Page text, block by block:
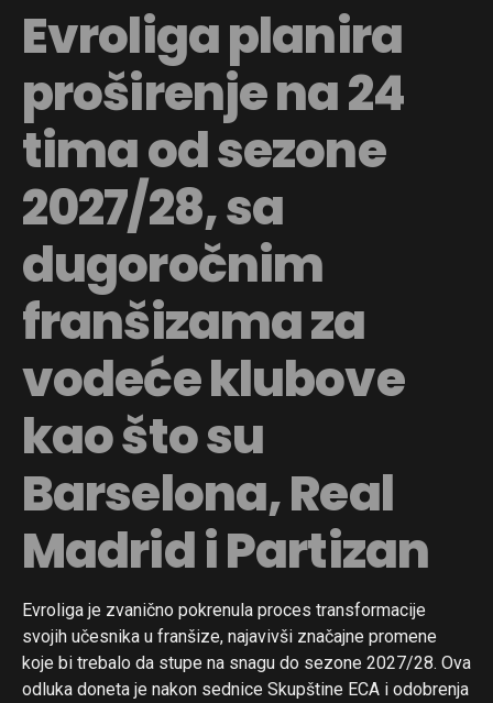
Evroliga planira
proširenje na 24
tima od sezone
2027/28, sa
dugoročnim
franšizama za
vodeće klubove
kao što su
Barselona, Real
Madrid i Partizan
Evroliga je zvanično pokrenula proces transformacije
svojih učesnika u franšize, najavivši značajne promene
koje bi trebalo da stupe na snagu do sezone 2027/28. Ova
odluka doneta je nakon sednice Skupštine ECA i odobrenja